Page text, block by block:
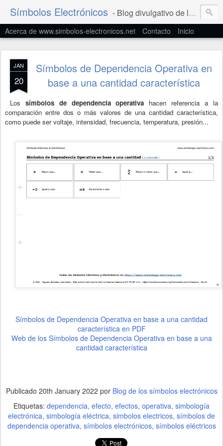
Símbolos Electrónicos - Blog divulgativo de la Simbología Eléctrica y Electrónica
Acerca de www.simbolos-electronicos.net Contacto Inicio
JAN
20
Símbolos de Dependencia Operativa en
base a una cantidad característica
Los símbolos de dependencia operativa hacen referencia a la
comparación entre dos o más valores de una cantidad característica,
como puede ser voltaje, intensidad, frecuencia, temperatura, presión...
Símbolos de Dependencia Operativa en base a una cantidad
característica en PDF
Web de los Símbolos de Dependencia Operativa en base a una
cantidad característica
Publicado 20th January 2022 por Blog de los símbolos electrónicos
Etiquetas: dependencia efecto efectos operativa simbología
electrónica simbología eléctrica simbolos electricos símbolos de
dependencia operativa símbolos electrónicos símbolos eléctricos